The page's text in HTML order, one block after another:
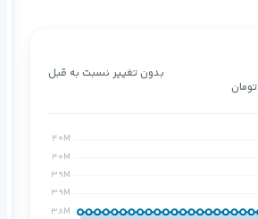
تومان
بدون تغییر نسبت به قبل